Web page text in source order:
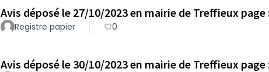
Registre papier 0